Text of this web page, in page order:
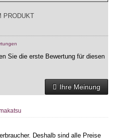
PRODUKT
Sie die erste Bewertung für diesen
Ihre Meinung
Deshalb sind alle Preise